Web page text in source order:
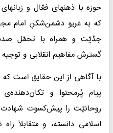
حوزه با ذهنهای فعّال و
که به غریو دشمن‌شکنِ امام
جدّیّت و همراه با تحمّل
گسترش مفاهیم انقلابی و توجیه
با آگاهی از این حقایق است که
روحانیّت را پیش‌کسوت شهادت
اسلامی دانسته‌، و متقابلاً